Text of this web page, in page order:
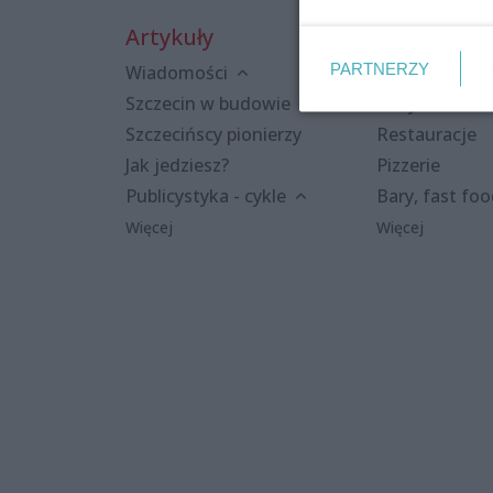
Artykuły
Wiadomości
Szczecin w budowie
Szczecińscy pionierzy
Jak jedziesz?
Publicystyka - cykle
Więcej
Kluby i
Restauracje
Pizzerie
Bary, fast
Więcej
PARTNERZY